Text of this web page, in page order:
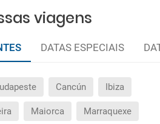
viagens
DATAS ESPECIAIS
Cancún Ibiza
Maiorca Marraquexe